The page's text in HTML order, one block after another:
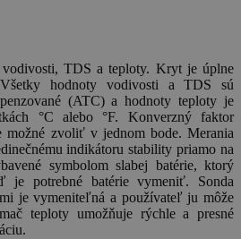
TDS a teploty. Kryt je úplne
hodnoty vodivosti a TDS sú
(ATC) a hodnoty teploty je
°C alebo °F. Konverzný faktor
zvoliť v jednom bode. Merania
indikátoru stability priamo na
symbolom slabej batérie, ktorý
je potrebné batérie vymeniť. Sonda
je vymeniteľná a používateľ ju môže
teploty umožňuje rýchle a presné